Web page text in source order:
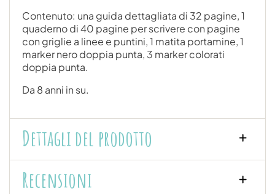
Contenuto: una guida dettagliata di 32 pagine, 1
quaderno di 40 pagine per scrivere con pagine
con griglie a linee e puntini, 1 matita portamine, 1
marker nero doppia punta, 3 marker colorati
doppia punta.
Da 8 anni in su.
Dettagli del prodotto
Recensioni